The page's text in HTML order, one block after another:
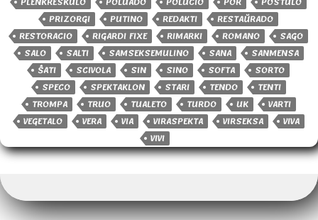
PRIZORGI
PUTINO REDAKTI
RESTAŬRADO
RESTORACIO
RIGARDI FIXE RIMARKI ROMANO
SAGO
SALO
SALTI SAMSEKSEMULINO SANA
SANMENSA
ŜATI
SCIVOLA SIN SINO SOFTA
SORTO
SPECO
SPEKTAKLON STARI TENDO
TENTI
TROMPA
TRUO TUALETO TURDO UK
VARTI
VEGETALO
VERA VIA VIRASPEKTA VIRSEKSA
VIVA
VIVI